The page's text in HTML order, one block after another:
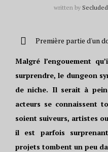
written by
Première partie d'un
Malgré l’engouement
surprendre, le dungeon
de niche. Il serait à
acteurs se connaissent
soient suiveurs, artistes
il est parfois
projets tombent un peu